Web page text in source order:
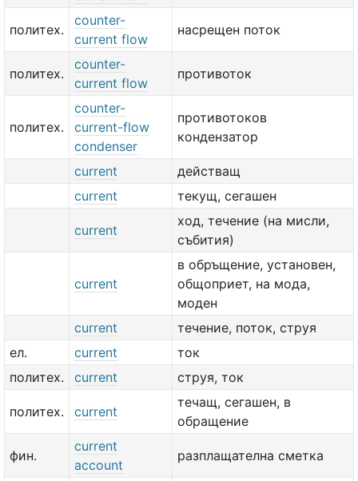
политех.
counter-
current flow
насрещен поток
политех.
counter-
current flow
противоток
политех.
counter-
current-flow
condenser
противотоков
кондензатор
current
действащ
current
текущ, сегашен
current
ход, течение (на мисли,
събития)
current
в обръщение, установен,
общоприет, на мода,
моден
current
течение, поток, струя
ел.
current
ток
политех.
current струя, ток
политех. current
течащ, сегашен, в
обращение
фин.
current
account
разплащателна сметка